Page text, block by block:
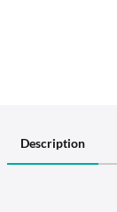
Description